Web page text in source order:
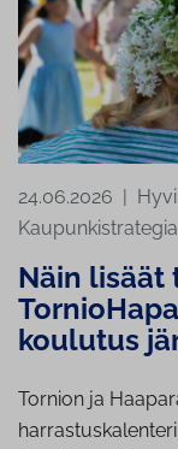
24.06.2026 |
Kaupunkistrategia
Näin lisäät
koulutus
Tornion ja